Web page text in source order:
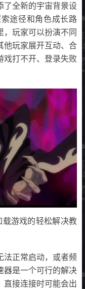
了全新的宇宙背景设
途径和角色成长路
，玩家可以扮演不同
他玩家展开互动、合
戏打不开、登录失败
载游戏的轻松解决教
法正常启动，或者频
器是一个可行的解决
直接连接时可能会出